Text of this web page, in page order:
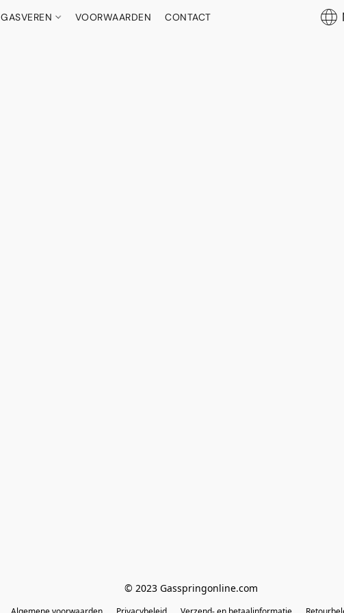
GASVEREN VOORWAARDEN CONTACT
© 2023 Gasspringonline.com